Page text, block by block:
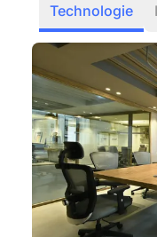
Technologie